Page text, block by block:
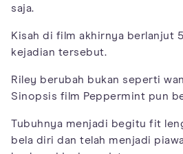
saja.
Kisah di film akhirnya berlanjut
kejadian tersebut.
Riley berubah bukan seperti
Sinopsis film Peppermint pun
Tubuhnya menjadi begitu fit
bela diri dan telah menjadi